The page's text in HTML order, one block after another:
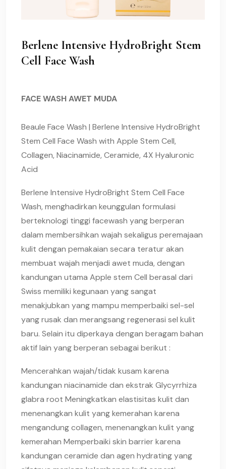
Berlene Intensive HydroBright Stem
Cell Face Wash
FACE WASH AWET MUDA
Beaule Face Wash | Berlene Intensive HydroBright
Stem Cell Face Wash with Apple Stem Cell,
Collagen, Niacinamide, Ceramide, 4X Hyaluronic
Acid
Berlene Intensive HydroBright Stem Cell Face
Wash, menghadirkan keunggulan formulasi
berteknologi tinggi facewash yang berperan
dalam membersihkan wajah sekaligus peremajaan
kulit dengan pemakaian secara teratur akan
membuat wajah menjadi awet muda, dengan
kandungan utama Apple stem Cell berasal dari
Swiss memiliki kegunaan yang sangat
menakjubkan yang mampu memperbaiki sel-sel
yang rusak dan merangsang regenerasi sel kulit
baru. Selain itu diperkaya dengan beragam bahan
aktif lain yang berperan sebagai berikut :
Mencerahkan wajah/tidak kusam karena
kandungan niacinamide dan ekstrak Glycyrrhiza
glabra root Meningkatkan elastisitas kulit dan
menenangkan kulit yang kemerahan karena
mengandung collagen, menenangkan kulit yang
kemerahan Memperbaiki skin barrier karena
kandungan ceramide dan agen hydrating yang